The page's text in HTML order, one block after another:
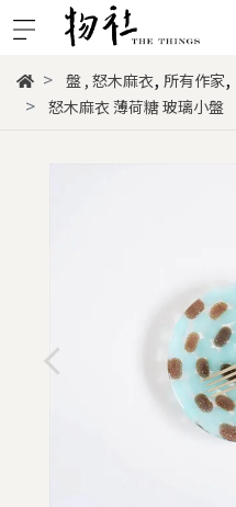
盤, 怒木麻衣, 所有作家,
怒木麻衣 薄荷糖 玻璃小盤